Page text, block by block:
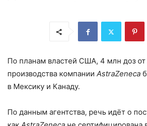
По планам властей США, 4 млн доз от
производства компании AstraZeneca
в Мексику и Канаду.
По данным агентства, речь идёт о